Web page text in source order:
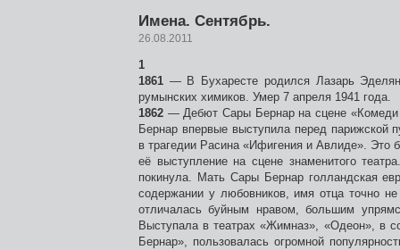
Имена. Сентябрь.
26.08.2011
1
1861 — В Бухаресте родился Лазарь
румынских химиков. Умер 7 апреля 1941 года.
1862 — Дебют Сары Бернар на сцене «Комеди
Бернар впервые выступила перед парижской
в трагедии Расина «Ифигения и Авлиде». Это
её выступление на сцене знаменитого
покинула. Мать Сары Бернар голландская
содержании у любовников, имя отца точно
отличалась буйным нравом, большим
Выступала в театрах «Жимназ», «Одеон», в
Бернар», пользовалась огромной